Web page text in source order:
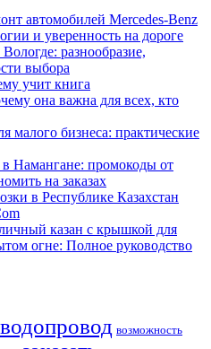
автомобилей Mercedes-Benz
и уверенность на дороге
разнообразие,
выбора
учит книга
она важна для всех, кто
малого бизнеса: практические
в Намангане: промокоды от
на заказах
в Республике Казахстан
казан с крышкой для
огне: Полное руководство
водопровод возможность